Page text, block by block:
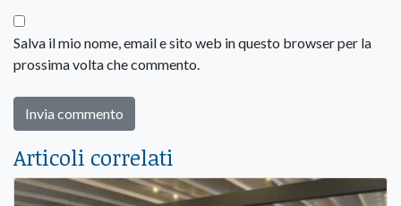
Salva il mio nome, email e sito web in questo browser per la
prossima volta che commento.
Articoli correlati